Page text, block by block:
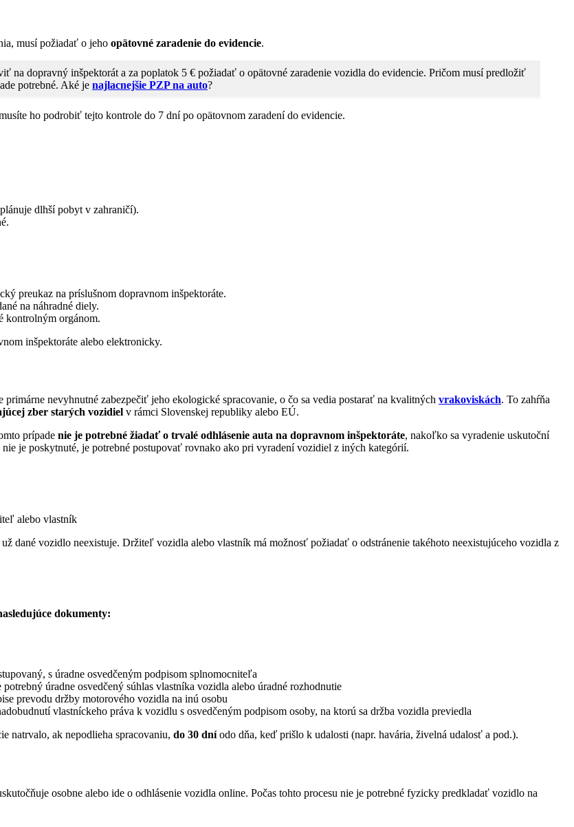
musí požiadať o jeho opätovné zaradenie do evidencie.
na dopravný inšpektorát a za poplatok 5 € požiadať o opätovné zaradenie vozidla do evidencie. Pričom musí predložiť
potrebné. Aké je najlacnejšie PZP na auto?
ho podrobiť tejto kontrole do 7 dní po opätovnom zaradení do evidencie.
dlhší pobyt v zahraničí).
preukaz na príslušnom dopravnom inšpektoráte.
na náhradné diely.
kontrolným orgánom.
inšpektoráte alebo elektronicky.
nevyhnutné zabezpečiť jeho ekologické spracovanie, o čo sa vedia postarať na kvalitných vrakoviskách. To zahŕňa
zber starých vozidiel v rámci Slovenskej republiky alebo EÚ.
prípade nie je potrebné žiadať o trvalé odhlásenie auta na dopravnom inšpektoráte, nakoľko sa vyradenie uskutoční
je poskytnuté, je potrebné postupovať rovnako ako pri vyradení vozidiel z iných kategórií.
alebo vlastník
dané vozidlo neexistuje. Držiteľ vozidla alebo vlastník má možnosť požiadať o odstránenie takéhoto neexistujúceho vozidla z
dokumenty:
s úradne osvedčeným podpisom splnomocniteľa
úradne osvedčený súhlas vlastníka vozidla alebo úradné rozhodnutie
prevodu držby motorového vozidla na inú osobu
vlastníckeho práva k vozidlu s osvedčeným podpisom osoby, na ktorú sa držba vozidla previedla
natrvalo, ak nepodlieha spracovaniu, do 30 dníodo dňa, keď prišlo k udalosti (napr. havária, živelná udalosť a pod.).
osobne alebo ide o odhlásenie vozidla online. Počas tohto procesu nie je potrebné fyzicky predkladať vozidlo na